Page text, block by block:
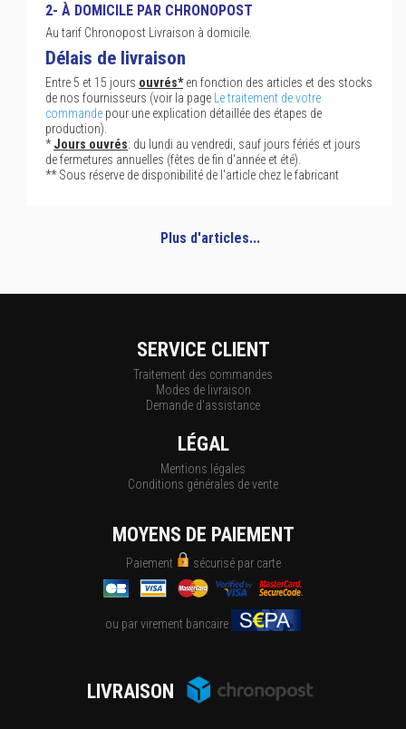
2- À DOMICILE PAR CHRONOPOST
Au tarif Chronopost Livraison à domicile.
Délais de livraison
Entre 5 et 15 jours ouvrés*en fonction des articles et des stocks
de nos fournisseurs (voir la page
Le traitement de votre
commande pour une explication détaillée des étapes de
production).
*Jours ouvrés: du lundi au vendredi, sauf jours fériés et jours
de fermetures annuelles (fêtes de fin d'année et été).
** Sous réserve de disponibilité de l'article chez le fabricant
Plus d'articles...
SERVICE CLIENT
Traitement des commandes
Modes de livraison
Demande d'assistance
LÉGAL
Mentions légales
Conditions générales de vente
MOYENS DE PAIEMENT
Paiement sécurisé par carte
ou par virement bancaire
LIVRAISON